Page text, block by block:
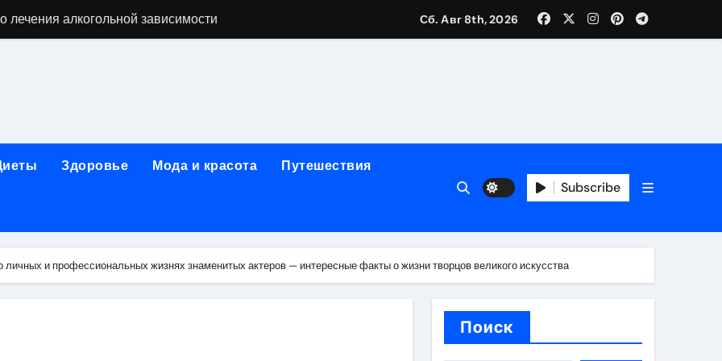
лечения алкогольной зависимости
для маникюра, педикюра, дизайна ногтей, депиляции и наращивания ресниц
огнезащитной изоляции для промышленных объектов
и Таджикистаном: варианты билетов и требования к документам
к консультации, методы обследования и ход приема
Сб. Авг 8th, 2026
Здоровье Мода и красота Путешествия
Subscribe
личных и профессиональных жизнях знаменитых актеров — интересные факты о жизни творцов великого искусства
Поиск